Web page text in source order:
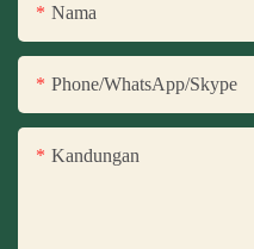
Nama
Phone/WhatsApp/Skype
Kandungan